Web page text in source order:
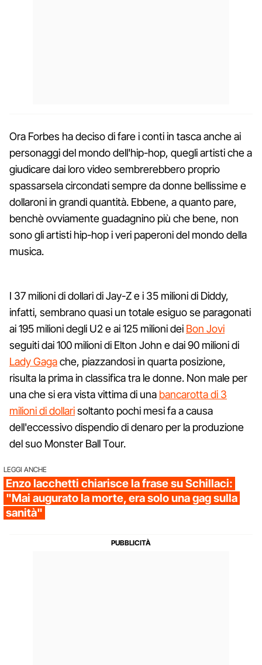
Ora Forbes ha deciso di fare i conti in tasca anche ai
personaggi del mondo dell'hip-hop, quegli artisti che a
giudicare dai loro video sembrerebbero proprio
spassarsela circondati sempre da donne bellissime e
dollaroni in grandi quantità. Ebbene, a quanto pare,
benchè ovviamente guadagnino più che bene, non
sono gli artisti hip-hop i veri paperoni del mondo della
musica.
I 37 milioni di dollari di Jay-Z e i 35 milioni di Diddy,
infatti, sembrano quasi un totale esiguo se paragonati
ai 195 milioni degli U2 e ai 125 milioni dei Bon Jovi
seguiti dai 100 milioni di Elton John e dai 90 milioni di
Lady Gagache, piazzandosi in quarta posizione,
risulta la prima in classifica tra le donne. Non male per
una che si era vista vittima di una bancarotta di 3
milioni di dollarisoltanto pochi mesi fa a causa
dell'eccessivo dispendio di denaro per la produzione
del suo Monster Ball Tour.
LEGGI ANCHE
Enzo Iacchetti chiarisce la frase su Schillaci:
"Mai augurato la morte, era solo una gag sulla
sanità"